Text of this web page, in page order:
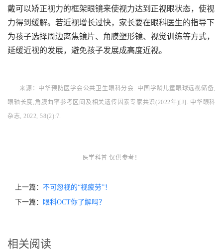
戴可以矫正视力的框架眼镜来使视力达到正视眼状态，使视
力得到缓解。若近视增长过快，家长要在眼科医生的指导下
为孩子选择周边离焦镜片、角膜塑形镜、视觉训练等方式，
延缓近视的发展，避免孩子发展成高度近视。
来源：中华预防医学会公共卫生眼科分会. 中国学龄儿童眼球远视储备,
眼轴长度,角膜曲率参考区间及相关遗传因素专家共识(2022年)[J]. 中华眼科
杂志, 2022, 58(2):7.
医学科普 仅供参考！
上一篇： 不可忽视的“视疲劳”！
下一篇：
眼科OCT你了解吗？
相关阅读